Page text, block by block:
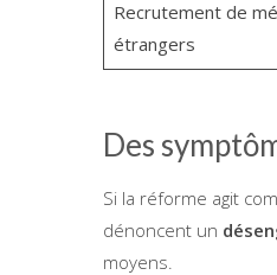
Recrutement de
étrangers
Des
Si la réforme agit
dénoncent un
moyens.